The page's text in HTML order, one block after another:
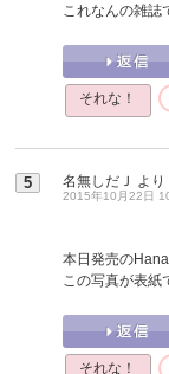
これなんの雑誌
それな！
5 名無しだＪ より
2015年10月22日
本日発売の
この写真が表紙
それな！